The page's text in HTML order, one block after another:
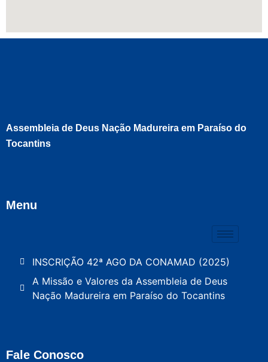
Assembleia de Deus Nação Madureira em Paraíso do
Tocantins
Menu
INSCRIÇÃO 42ª AGO DA CONAMAD (2025)
A Missão e Valores da Assembleia de Deus
Nação Madureira em Paraíso do Tocantins
Fale Conosco